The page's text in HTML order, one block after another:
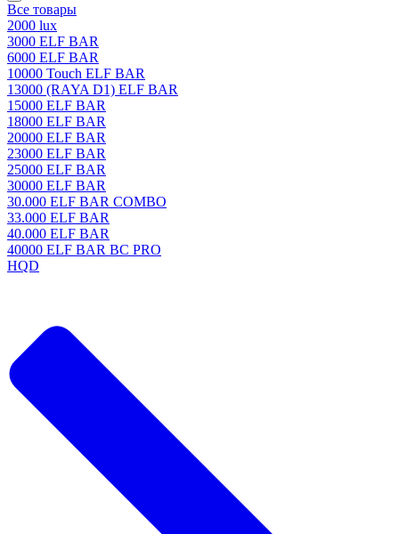
Все товары
2000 lux
3000 ELF BAR
6000 ELF BAR
10000 Touch ELF BAR
13000 (RAYA D1) ELF BAR
15000 ELF BAR
18000 ELF BAR
20000 ELF BAR
23000 ELF BAR
25000 ELF BAR
30000 ELF BAR
30.000 ELF BAR COMBO
33.000 ELF BAR
40.000 ELF BAR
40000 ELF BAR BC PRO
HQD